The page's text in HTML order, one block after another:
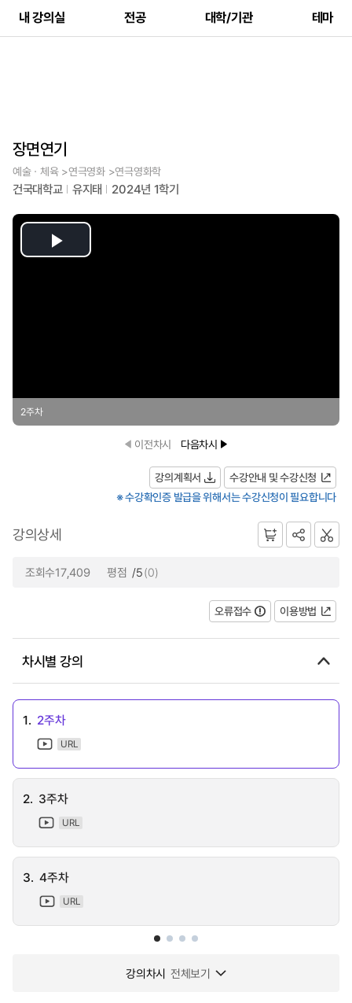
내 강의실 전공 대학/기관 테마
장면연기
예술ㆍ체육 >연극영화 >연극영화학
건국대학교 유지태 2024년 1학기
Play
2주차
이전차시 다음차시
강의계획서
수강안내 및 수강신청
※ 수강확인증 발급을 위해서는 수강신청이 필요합니다
강의상세
조회수17,409 평점 /5(0)
오류접수 이용방법
차시별 강의
1. 2주차
URL
2. 3주차
URL
3. 4주차
URL
강의차시 전체보기